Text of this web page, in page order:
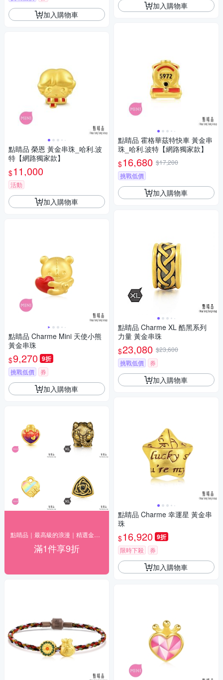
加入購物車
點睛品 榮恩 黃金串珠_哈利.波
特【網路獨家款】
$11,000
活動
加入購物車
點睛品 Charme Mini 天使小熊
黃金串珠
$9,270 9折
挑戰低價 券
加入購物車
滿1件享9折
加入購物車
點睛品 霍格華茲特快車 黃金串
珠_哈利.波特【網路獨家款】
$16,680 $17,200
挑戰低價
加入購物車
點睛品 Charme XL 酷黑系列
力量 黃金串珠
$23,080 $23,600
挑戰低價
券
加入購物車
點睛品 Charme 幸運星 黃金串
珠
$16,920 9折
限時下殺 券
加入購物車